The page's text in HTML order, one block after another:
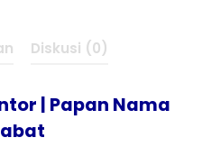
Diskusi (0)
| Papan Nama